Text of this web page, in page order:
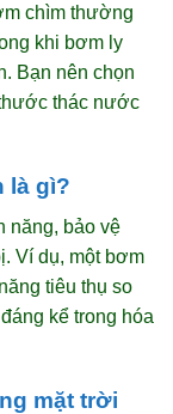
chìm thường
khi bơm ly
Bạn nên chọn
thác nước
là gì?
năng, bảo vệ
Ví dụ, một bơm
tiêu thụ so
kể trong hóa
mặt trời